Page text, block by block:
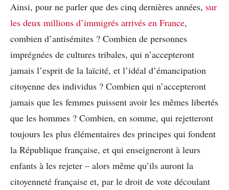
Ainsi, pour ne parler que des cinq dernières années, sur
les deux millions d’immigrés arrivés en France,
combien d’antisémites ? Combien de personnes
imprégnées de cultures tribales, qui n’accepteront
jamais l’esprit de la laïcité, et l’idéal d’émancipation
citoyenne des individus ? Combien qui n’accepteront
jamais que les femmes puissent avoir les mêmes libertés
que les hommes ? Combien, en somme, qui rejetteront
toujours les plus élémentaires des principes qui fondent
la République française, et qui enseigneront à leurs
enfants à les rejeter – alors même qu’ils auront la
citoyenneté française et, par le droit de vote découlant